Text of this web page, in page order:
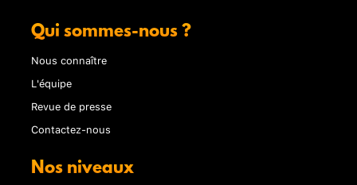
Qui sommes-nous ?
Nous connaître
L'équipe
Revue de presse
Contactez-nous
Nos niveaux